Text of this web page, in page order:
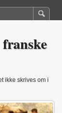
ikke skrives om i